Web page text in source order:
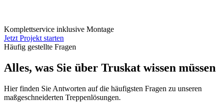
Komplettservice inklusive Montage
Jetzt Projekt starten
Häufig gestellte Fragen
Alles, was Sie über Truskat wissen müssen
Hier finden Sie Antworten auf die häufigsten Fragen zu unseren
maßgeschneiderten Treppenlösungen.